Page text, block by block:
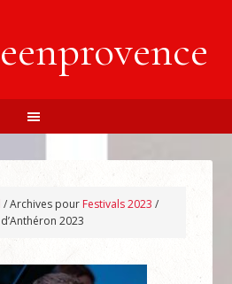
/Archives pour Festivals 2023 /
2023